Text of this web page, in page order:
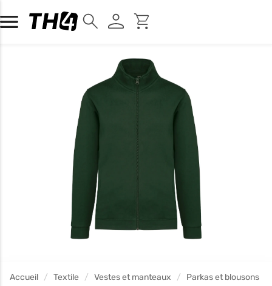
Accueil Textile Vestes et manteaux Parkas et blousons